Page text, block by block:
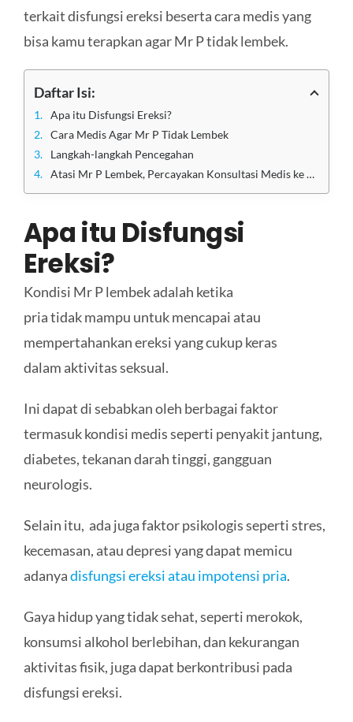
terkait disfungsi ereksi beserta cara medis yang
bisa kamu terapkan agar Mr P tidak lembek.
Daftar Isi:
Apa itu Disfungsi Ereksi?
Cara Medis Agar Mr P Tidak Lembek
Langkah-langkah Pencegahan
Atasi Mr P Lembek, Percayakan Konsultasi Medis ke Dokter Andrologi Jakarta
Apa itu Disfungsi
Ereksi?
Kondisi Mr P lembek adalah ketika
pria tidak mampu untuk mencapai atau
mempertahankan ereksi yang cukup keras
dalam aktivitas seksual.
Ini dapat di sebabkan oleh berbagai faktor
termasuk kondisi medis seperti penyakit jantung,
diabetes, tekanan darah tinggi, gangguan
neurologis.
Selain itu, ada juga faktor psikologis seperti stres,
kecemasan, atau depresi yang dapat memicu
adanyadisfungsi ereksi atau impotensi pria.
Gaya hidup yang tidak sehat, seperti merokok,
konsumsi alkohol berlebihan, dan kekurangan
aktivitas fisik, juga dapat berkontribusi pada
disfungsi ereksi.